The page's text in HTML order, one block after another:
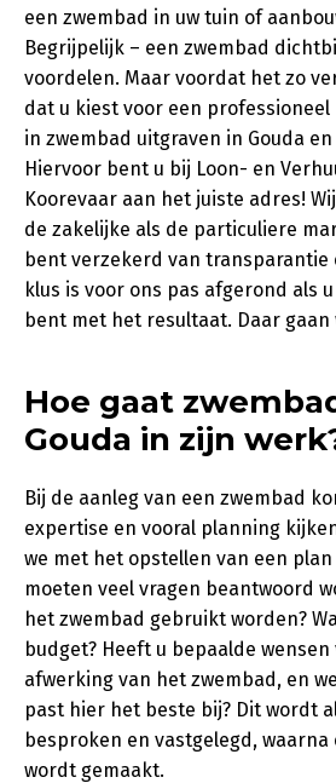
een zwembad in uw tuin of
Begrijpelijk – een zwembad
voordelen. Maar voordat het zo
dat u kiest voor een professioneel
in zwembad uitgraven in Gouda
Hiervoor bent u bij Loon- en
Koorevaar aan het juiste adres!
de zakelijke als de particuliere
bent verzekerd van transparantie
klus is voor ons pas afgerond als
bent met het resultaat. Daar gaan
Hoe gaat
Gouda in zijn
Bij de aanleg van een zwembad
expertise en vooral planning
we met het opstellen van een
moeten veel vragen beantwoord
het zwembad gebruikt worden?
budget? Heeft u bepaalde
afwerking van het zwembad, en
past hier het beste bij? Dit wordt
besproken en vastgelegd,
wordt gemaakt.